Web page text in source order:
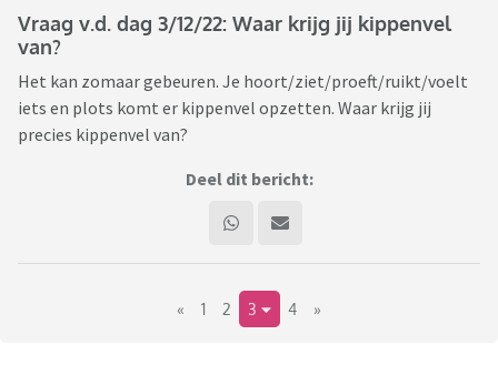
Vraag v.d. dag 3/12/22: Waar krijg jij kippenvel
van?
Het kan zomaar gebeuren. Je hoort/ziet/proeft/ruikt/voelt
iets en plots komt er kippenvel opzetten. Waar krijg jij
precies kippenvel van?
Deel dit bericht:
« 1 2 3 4 »